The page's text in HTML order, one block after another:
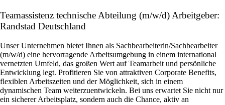
Teamassistenz technische Abteilung (m/w/d) Arbeitgeber:
Randstad Deutschland
Unser Unternehmen bietet Ihnen als Sachbearbeiterin/Sachbearbeiter
(m/w/d) eine hervorragende Arbeitsumgebung in einem international
vernetzten Umfeld, das großen Wert auf Teamarbeit und persönliche
Entwicklung legt. Profitieren Sie von attraktiven Corporate Benefits,
flexiblen Arbeitszeiten und der Möglichkeit, sich in einem
dynamischen Team weiterzuentwickeln. Bei uns erwartet Sie nicht nur
ein sicherer Arbeitsplatz, sondern auch die Chance, aktiv an